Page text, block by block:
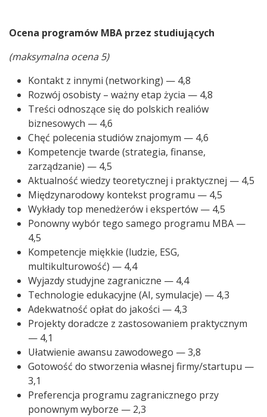
Ocena programów MBA przez studiujących
(maksymalna ocena 5)
Kontakt z innymi (networking) — 4,8
Rozwój osobisty – ważny etap życia — 4,8
Treści odnoszące się do polskich realiów
biznesowych — 4,6
Chęć polecenia studiów znajomym — 4,6
Kompetencje twarde (strategia, finanse,
zarządzanie) — 4,5
Aktualność wiedzy teoretycznej i praktycznej — 4,5
Międzynarodowy kontekst programu — 4,5
Wykłady top menedżerów i ekspertów — 4,5
Ponowny wybór tego samego programu MBA —
4,5
Kompetencje miękkie (ludzie, ESG,
multikulturowość) — 4,4
Wyjazdy studyjne zagraniczne — 4,4
Technologie edukacyjne (AI, symulacje) — 4,3
Adekwatność opłat do jakości — 4,3
Projekty doradcze z zastosowaniem praktycznym
— 4,1
Ułatwienie awansu zawodowego — 3,8
Gotowość do stworzenia własnej firmy/startupu —
3,1
Preferencja programu zagranicznego przy
ponownym wyborze — 2,3